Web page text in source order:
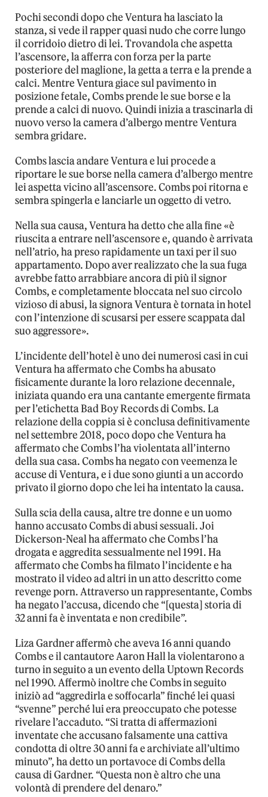
Pochi secondi dopo che Ventura ha lasciato la
stanza, si vede il rapper quasi nudo che corre lungo
il corridoio dietro di lei. Trovandola che aspetta
l’ascensore, la afferra con forza per la parte
posteriore del maglione, la getta a terra e la prende a
calci. Mentre Ventura giace sul pavimento in
posizione fetale, Combs prende le sue borse e la
prende a calci di nuovo. Quindi inizia a trascinarla di
nuovo verso la camera d’albergo mentre Ventura
sembra gridare.
Combs lascia andare Ventura e lui procede a
riportare le sue borse nella camera d’albergo mentre
lei aspetta vicino all’ascensore. Combs poi ritorna e
sembra spingerla e lanciarle un oggetto di vetro.
Nella sua causa, Ventura ha detto che alla fine «è
riuscita a entrare nell’ascensore e, quando è arrivata
nell’atrio, ha preso rapidamente un taxi per il suo
appartamento. Dopo aver realizzato che la sua fuga
avrebbe fatto arrabbiare ancora di più il signor
Combs, e completamente bloccata nel suo circolo
vizioso di abusi, la signora Ventura è tornata in hotel
con l’intenzione di scusarsi per essere scappata dal
suo aggressore».
L’incidente dell’hotel è uno dei numerosi casi in cui
Ventura ha affermato che Combs ha abusato
fisicamente durante la loro relazione decennale,
iniziata quando era una cantante emergente firmata
per l’etichetta Bad Boy Records di Combs. La
relazione della coppia si è conclusa definitivamente
nel settembre 2018, poco dopo che Ventura ha
affermato che Combs l’ha violentata all’interno
della sua casa. Combs ha negato con veemenza le
accuse di Ventura, e i due sono giunti a un accordo
privato il giorno dopo che lei ha intentato la causa.
Sulla scia della causa, altre tre donne e un uomo
hanno accusato Combs di abusi sessuali. Joi
Dickerson-Neal ha affermato che Combs l’ha
drogata e aggredita sessualmente nel 1991. Ha
affermato che Combs ha filmato l’incidente e ha
mostrato il video ad altri in un atto descritto come
revenge porn. Attraverso un rappresentante, Combs
ha negato l’accusa, dicendo che “[questa] storia di
32 anni fa è inventata e non credibile”.
Liza Gardner affermò che aveva 16 anni quando
Combs e il cantautore Aaron Hall la violentarono a
turno in seguito a un evento della Uptown Records
nel 1990. Affermò inoltre che Combs in seguito
iniziò ad “aggredirla e soffocarla” finché lei quasi
“svenne” perché lui era preoccupato che potesse
rivelare l’accaduto. “Si tratta di affermazioni
inventate che accusano falsamente una cattiva
condotta di oltre 30 anni fa e archiviate all’ultimo
minuto”, ha detto un portavoce di Combs della
causa di Gardner. “Questa non è altro che una
volontà di prendere del denaro.”